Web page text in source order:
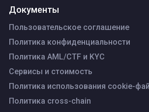
Документы
Пользовательское соглашение
Политика конфиденциальности
Политика AML/CTF и KYC
Сервисы и стоимость
Политика использования cookie-
Политика cross-chain